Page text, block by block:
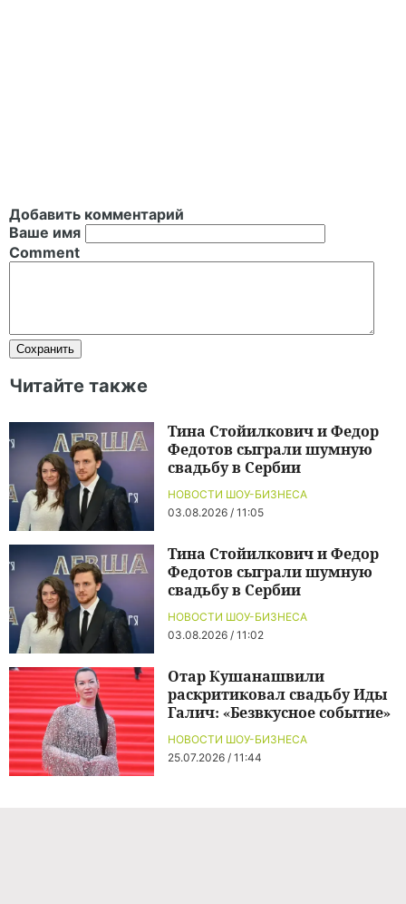
Добавить комментарий
Ваше имя
Comment
Читайте также
НОВОСТИ ШОУ-БИЗНЕСА
03.08.2026 / 11:05
Тина Стойилкович и Федор
Федотов сыграли шумную
свадьбу в Сербии
НОВОСТИ ШОУ-БИЗНЕСА
03.08.2026 / 11:02
Тина Стойилкович и Федор
Федотов сыграли шумную
свадьбу в Сербии
НОВОСТИ ШОУ-БИЗНЕСА
25.07.2026 / 11:44
Отар Кушанашвили
раскритиковал свадьбу Иды
Галич: «Безвкусное событие»